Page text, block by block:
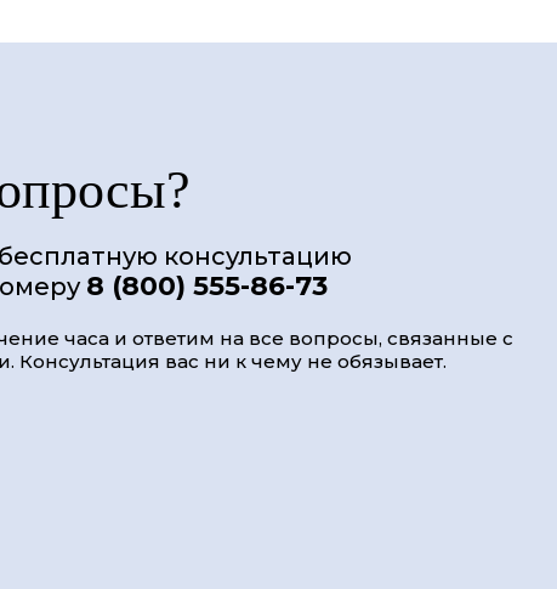
консультацию
8 (800) 555-86-73
часа и ответим на все вопросы, связанные с
Консультация вас ни к чему не обязывает.